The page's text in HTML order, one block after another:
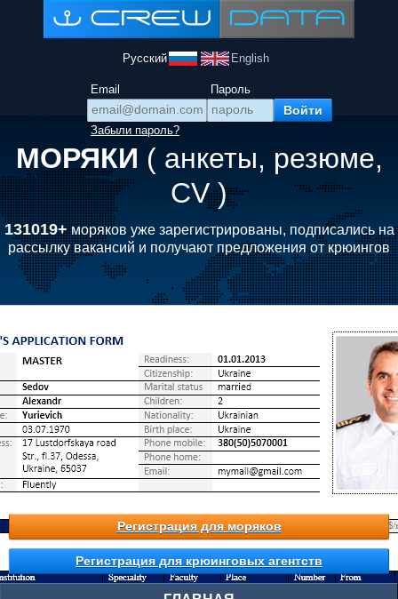
Русский English
Email Пароль
Забыли пароль?
МОРЯКИ ( анкеты, резюме,
CV )
131019+моряков уже зарегистрированы, подписались на
рассылку вакансий и получают предложения от крюингов
Регистрация для моряков
Регистрация для крюинговых агентств